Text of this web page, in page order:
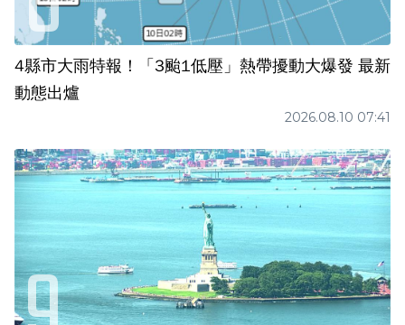
4縣市大雨特報！「3颱1低壓」熱帶擾動大爆發 最新
動態出爐
2026.08.10 07:41